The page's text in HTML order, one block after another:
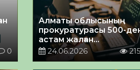
0
Алматы облысының
прокуратурасы 500-
астам жалған
хабарландыруды
24.06.2026 215